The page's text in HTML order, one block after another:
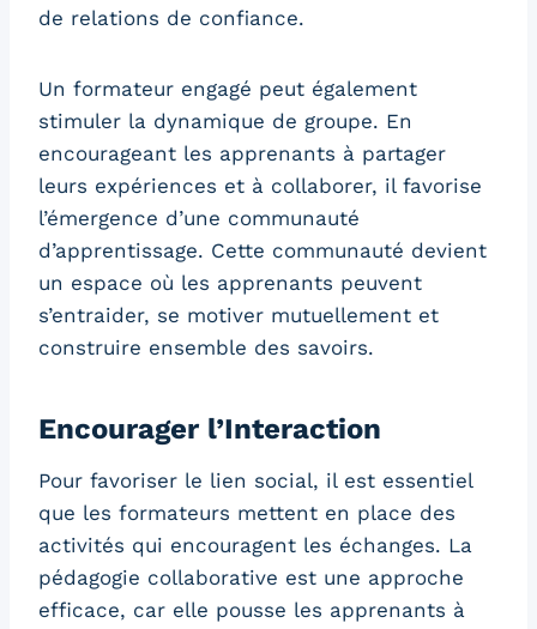
de relations de confiance.
Un formateur engagé peut également
stimuler la dynamique de groupe. En
encourageant les apprenants à partager
leurs expériences et à collaborer, il favorise
l’émergence d’une communauté
d’apprentissage. Cette communauté devient
un espace où les apprenants peuvent
s’entraider, se motiver mutuellement et
construire ensemble des savoirs.
Encourager l’Interaction
Pour favoriser le lien social, il est essentiel
que les formateurs mettent en place des
activités qui encouragent les échanges. La
pédagogie collaborative est une approche
efficace, car elle pousse les apprenants à